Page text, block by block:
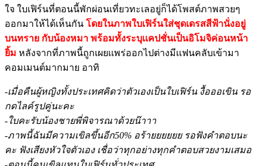
ใจ ใบเฟิร์นที่ตอนนี้พักผ่อนเที่ยวทะเลอยู่ก็ได้โพสต์ภาพสวยๆ
ออกมาให้ได้เห็นกัน โดยในภาพใบเฟิร์นใส่ชุดเดรสสีฟ้านั่งอยู่
บนทราย กับน้องหมา พร้อมทั้งระบุเเคปชั่นเป็นอิโมจิค่อนหน้า
ยิ้ม หลังจากที่ภาพนี้ถูกเผยเเพร่ออกไปต่างมีเเฟนคลับเข้ามา
คอมเมนต์มากมาย อาทิ
-เมื่อคืนผู้หญิงทั้งประเทศคิดว่าตัวเองเป็นใบเฟิร์น งื้อออเขิน รอ
กดไลค์รูปคู่นะคะ
-ใบคะรับน้องชายพี่พิจารณาด้วยน๊าาา
-ภาพนี้ฉันมีความเขิลขึ้นอีก50% อร้ายยยยยย รอฟังคำตอบนะ
คะ ฟังเสียงหัวใจตัวเอง เชื่อว่าทุกอย่างทุกคำตอบสวยงามเสมอ